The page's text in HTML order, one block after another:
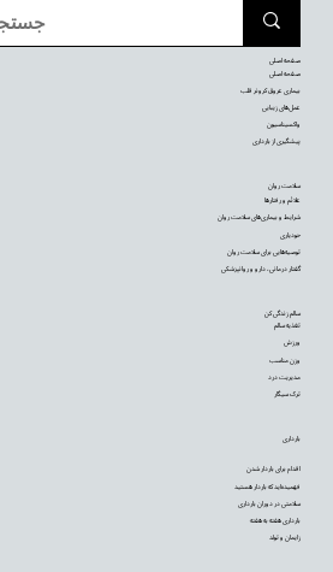
بارداری
اقدام برای باردار شدن
فهمیده‌اید که باردار هستید
سلامتی در دوران بارداری
بارداری هفته به هفته
زایمان و تولد
سالم زندگی کن
تغذیه سالم
ورزش
وزن مناسب
مدیریت درد
ترک سیگار
سلامت روان
علائم و رفتارها
شرایط و بیماری‌های سلامت روان
خودیاری
توصیه‌‌هایی برای سلامت روان
گفتار درمانی، دارو و روانپزشکی
صفحه اصلی
صفحه اصلی
بیماری عروق کرونر قلب
عمل‌های زیبایی
واکسیناسیون
پیشگیری از بارداری